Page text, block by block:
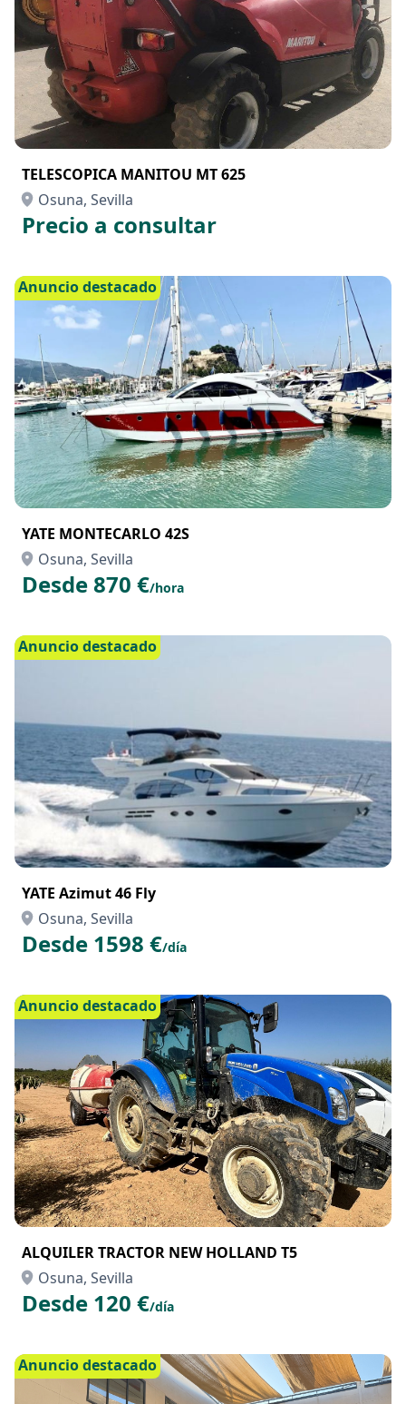
TELESCOPICA MANITOU MT 625
Osuna, Sevilla
Precio a consultar
Anuncio destacado
YATE MONTECARLO 42S
Osuna, Sevilla
Desde 870 €/hora
Anuncio destacado
YATE Azimut 46 Fly
Osuna, Sevilla
Desde 1598 €/día
Anuncio destacado
ALQUILER TRACTOR NEW HOLLAND T5
Osuna, Sevilla
Desde 120 €/día
Anuncio destacado